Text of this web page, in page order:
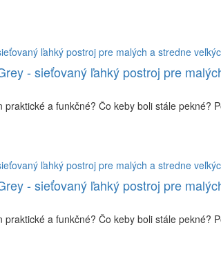
- sieťovaný ľahký postroj pre
a funkčné? Čo keby boli stále pekné?
- sieťovaný ľahký postroj pre
a funkčné? Čo keby boli stále pekné?